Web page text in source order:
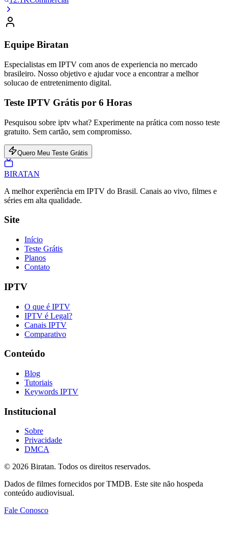
Equipe Biratan
Especialistas em IPTV com anos de experiencia no mercado
brasileiro. Nosso objetivo e ajudar voce a encontrar a melhor
solucao de entretenimento digital.
Teste IPTV Grátis por 6 Horas
Pesquisou sobre iptv what? Experimente na prática com nosso teste
gratuito. Sem cartão, sem compromisso.
Quero Meu Teste Grátis
BIRATAN
A melhor experiência em IPTV do Brasil. Canais ao vivo, filmes e
séries em alta qualidade.
Site
Início
Teste Grátis
Planos
Contato
IPTV
O que é IPTV
IPTV é Legal?
Canais IPTV
Comparativo
Conteúdo
Blog
Tutoriais
Keywords IPTV
Institucional
Sobre
Privacidade
DMCA
© 2026 Biratan. Todos os direitos reservados.
Dados de filmes fornecidos por TMDB. Este site não hospeda
conteúdo audiovisual.
Fale Conosco